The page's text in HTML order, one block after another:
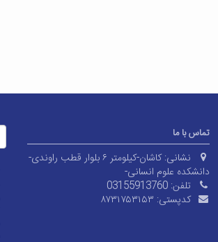
تماس با ما
نشانی:
کاشان-کیلومتر ۶ بلوار قطب راوندی-
دانشکده علوم انسانی-
تلفن: 03155913760
کدپستی: ۸۷۳۱۷۵۳۱۵۳